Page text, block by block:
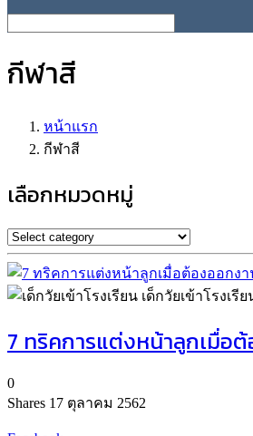
กีฬาสี
หน้าแรก
กีฬาสี
เลือกหมวดหมู่
เด็กวัยเข้าโรงเรีย
7 ทริคการแต่งหน้าลูกเมื่อ
0
Shares 17 ตุลาคม 2562